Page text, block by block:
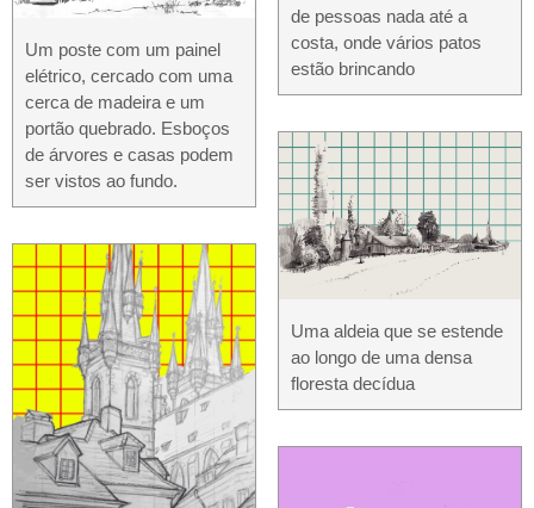
Um poste com um painel
elétrico, cercado com uma
cerca de madeira e um
portão quebrado. Esboços
de árvores e casas podem
ser vistos ao fundo.
de pessoas nada até a
costa, onde vários patos
estão brincando
Uma aldeia que se estende
ao longo de uma densa
floresta decídua